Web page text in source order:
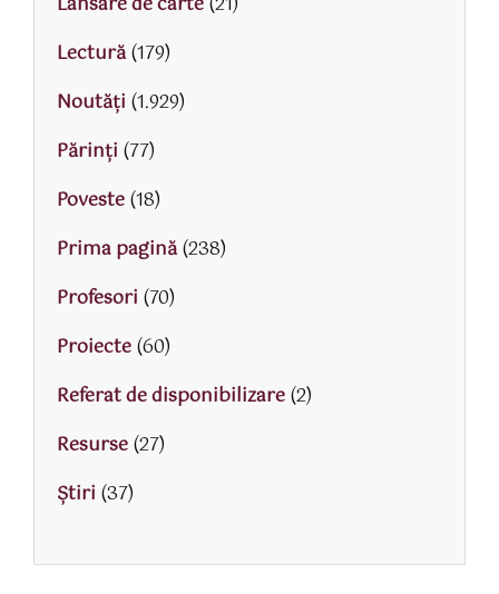
Lectură(179)
Noutăți (1.929)
Părinţi (77)
Poveste(18)
Prima pagină(238)
Profesori (70)
Proiecte(60)
Referat de disponibilizare(2)
Resurse(27)
Știri (37)